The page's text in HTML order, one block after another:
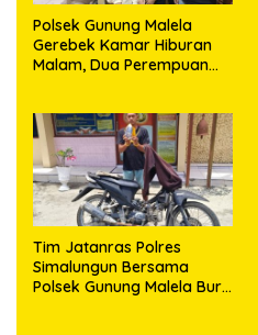
Polsek Gunung Malela
Gerebek Kamar Hiburan
Malam, Dua Perempuan
Tim Jatanras Polres
Simalungun Bersama
Polsek Gunung Malela Buru